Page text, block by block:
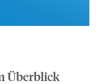
Überblick